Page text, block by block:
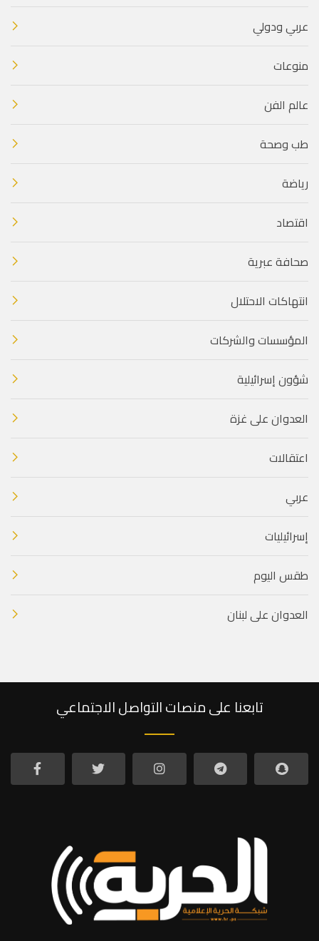
عربي ودولي
منوعات
عالم الفن
طب وصحة
رياضة
اقتصاد
صحافة عبرية
انتهاكات الاحتلال
المؤسسات والشركات
شؤون إسرائيلية
العدوان على غزة
اعتقالات
عربي
إسرائيليات
طقس اليوم
العدوان على لبنان
تابعنا على منصات التواصل الاجتماعي